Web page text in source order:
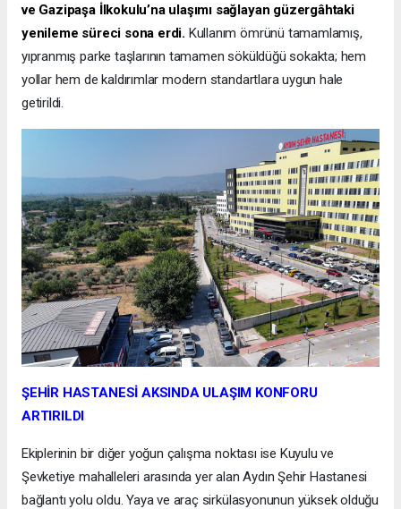
ve Gazipaşa İlkokulu’na ulaşımı sağlayan güzergâhtaki
yenileme süreci sona erdi. Kullanım ömrünü tamamlamış,
yıpranmış parke taşlarının tamamen söküldüğü sokakta; hem
yollar hem de kaldırımlar modern standartlara uygun hale
getirildi.
ŞEHİR HASTANESİ AKSINDA ULAŞIM KONFORU
ARTIRILDI
Ekiplerinin bir diğer yoğun çalışma noktası ise Kuyulu ve
Şevketiye mahalleleri arasında yer alan Aydın Şehir Hastanesi
bağlantı yolu oldu. Yaya ve araç sirkülasyonunun yüksek olduğu